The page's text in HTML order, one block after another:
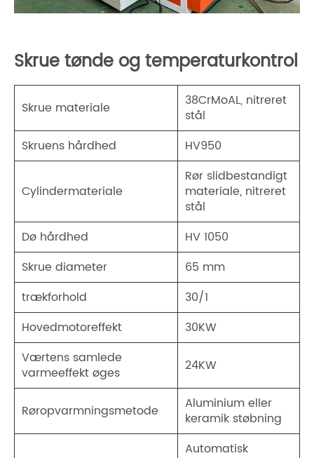
Skrue tønde og temperaturkontrol
Skrue materiale
38CrMoAL, nitreret
stål
Skruens hårdhed
HV950
Cylindermateriale
Rør slidbestandigt
materiale, nitreret
stål
Dø hårdhed
HV 1050
Skrue diameter
65 mm
trækforhold
30/1
Hovedmotoreffekt
30KW
Værtens samlede
varmeeffekt øges
24KW
Røropvarmningsmetode
Aluminium eller
keramik støbning
Automatisk